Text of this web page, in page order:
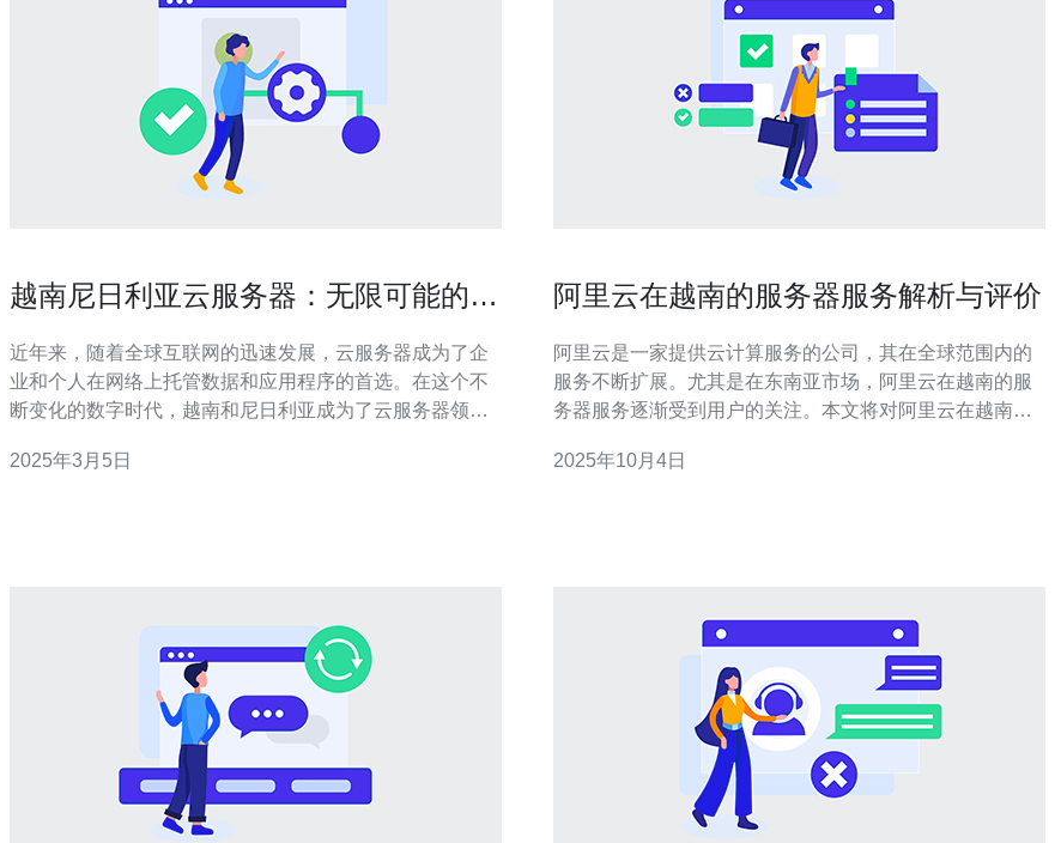
越南尼日利亚云服务器：无限可能的全
近年来，随着全球互联网的迅速发展，云服务器成为了企
业和个人在网络上托管数据和应用程序的首选。在这个不
断变化的数字时代，越南和尼日利亚成为了云服务器领域
为用户提供了无限的可能性。 越南作为东南亚地区的云服
2025年3月5日
阿里云在越南的服务器服务解析与评价
阿里云是一家提供云计算服务的公司，其在全球范围内的
服务不断扩展。尤其是在东南亚市场，阿里云在越南的服
务器服务逐渐受到用户的关注。本文将对阿里云在越南的
何使用这些服务。 1. 阿里云在越南的服务概述 阿里云在越
2025年10月4日